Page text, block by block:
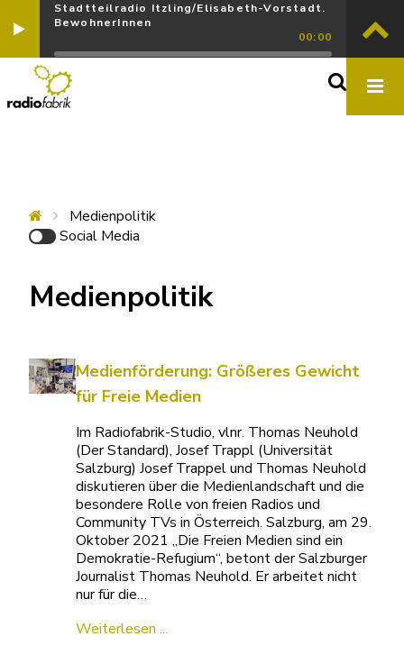
Stadtteilradio Itzling/Elisabeth-Vorstadt.
BewohnerInnen
00:00
Medienpolitik
Social Media
Medienpolitik
Medienförderung: Größeres Gewicht
für Freie Medien
Im Radiofabrik-Studio, vlnr. Thomas Neuhold
(Der Standard), Josef Trappl (Universität
Salzburg) Josef Trappel und Thomas Neuhold
diskutieren über die Medienlandschaft und die
besondere Rolle von freien Radios und
Community TVs in Österreich. Salzburg, am 29.
Oktober 2021 „Die Freien Medien sind ein
Demokratie-Refugium“, betont der Salzburger
Journalist Thomas Neuhold. Er arbeitet nicht
nur für die…
Weiterlesen ...